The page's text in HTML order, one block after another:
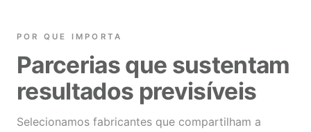
POR QUE IMPORTA
Parcerias que sustentam
resultados previsíveis
Selecionamos fabricantes que compartilham a